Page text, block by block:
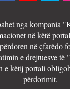
nga kompania
në këtë
në çfarëdo
e drejtuesve të
e këtij portali
përdorimit.